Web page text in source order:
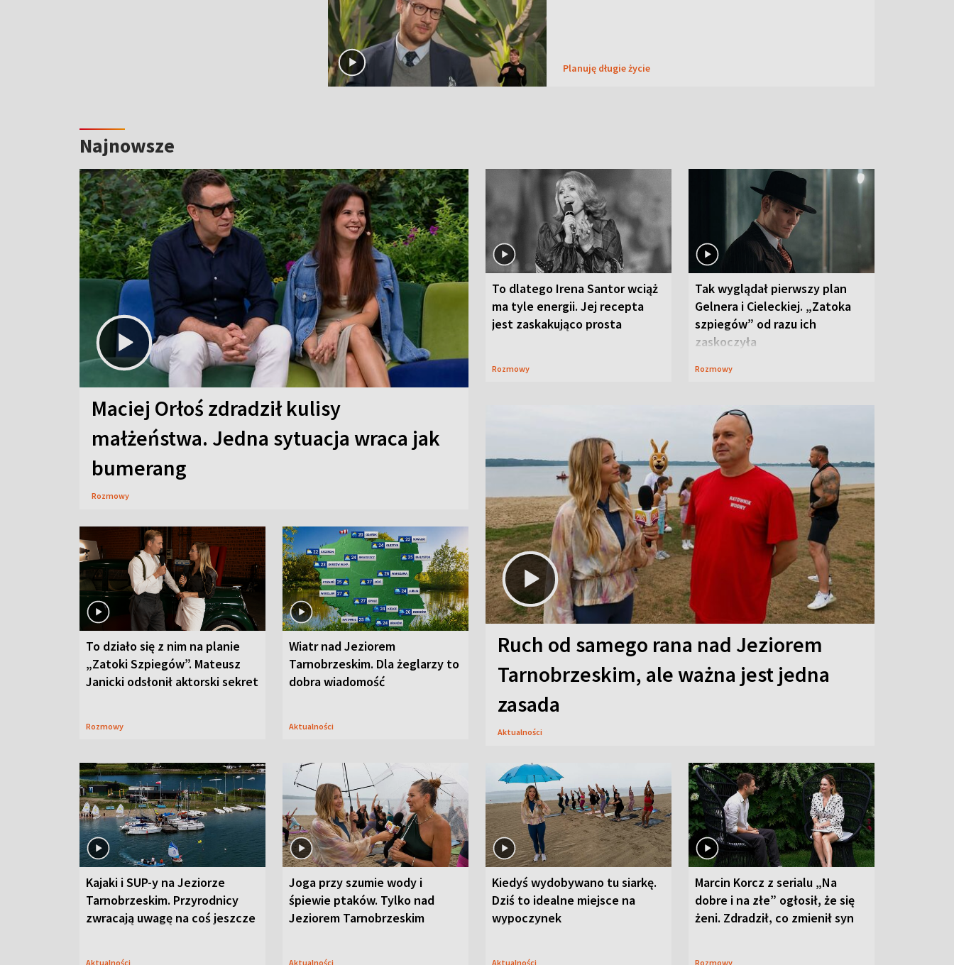
Planuję długie życie
Najnowsze
Maciej Orłoś zdradził kulisy
małżeństwa. Jedna sytuacja wraca jak
bumerang
Rozmowy
To dlatego Irena Santor wciąż
ma tyle energii. Jej recepta
jest zaskakująco prosta
Rozmowy
Tak wyglądał pierwszy plan
Gelnera i Cieleckiej. „Zatoka
szpiegów” od razu ich
zaskoczyła
Rozmowy
To działo się z nim na planie
„Zatoki Szpiegów”. Mateusz
Janicki odsłonił aktorski sekret
Rozmowy
Wiatr nad Jeziorem
Tarnobrzeskim. Dla żeglarzy to
dobra wiadomość
Aktualności
Ruch od samego rana nad Jeziorem
Tarnobrzeskim, ale ważna jest jedna
zasada
Aktualności
Kajaki i SUP-y na Jeziorze
Tarnobrzeskim. Przyrodnicy
zwracają uwagę na coś jeszcze
Aktualności
Joga przy szumie wody i
śpiewie ptaków. Tylko nad
Jeziorem Tarnobrzeskim
Aktualności
Kiedyś wydobywano tu siarkę.
Dziś to idealne miejsce na
wypoczynek
Aktualności
Marcin Korcz z serialu „Na
dobre i na złe” ogłosił, że się
żeni. Zdradził, co zmienił syn
Rozmowy